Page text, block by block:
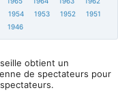
1954 1953 1952
1951
1946
obtient un
de spectateurs pour